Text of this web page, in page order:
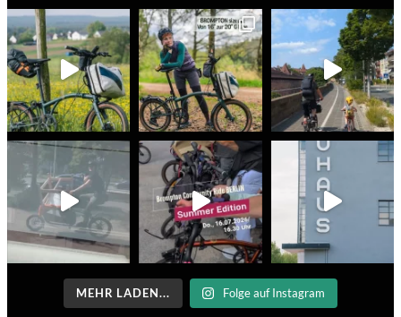
MEHR LADEN... Folge auf Instagram